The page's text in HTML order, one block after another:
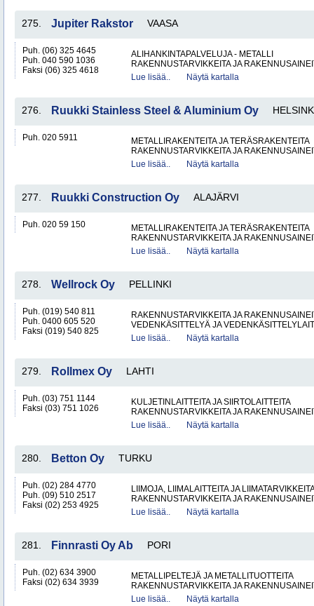
275. Jupiter Rakstor VAASA
Puh. (06) 325 4645
Puh. 040 590 1036
Faksi (06) 325 4618
ALIHANKINTAPALVELUJA - METALLI
RAKENNUSTARVIKKEITA JA
Lue lisää..
Näytä kartalla
276. Ruukki Stainless Steel & Aluminium Oy
Puh. 020 5911
METALLIRAKENTEITA JA TERÄSRAKENTEITA
RAKENNUSTARVIKKEITA JA
Lue lisää..
Näytä kartalla
277. Ruukki Construction Oy ALAJÄRVI
Puh. 020 59 150
METALLIRAKENTEITA JA TERÄSRAKENTEITA
RAKENNUSTARVIKKEITA JA
Lue lisää..
Näytä kartalla
278. Wellrock Oy PELLINKI
Puh. (019) 540 811
Puh. 0400 605 520
Faksi (019) 540 825
RAKENNUSTARVIKKEITA JA
VEDENKÄSITTELYÄ JA
Lue lisää..
Näytä kartalla
279. Rollmex Oy LAHTI
Puh. (03) 751 1144
Faksi (03) 751 1026
KULJETINLAITTEITA JA SIIRTOLAITTEITA
RAKENNUSTARVIKKEITA JA
Lue lisää..
Näytä kartalla
280. Betton Oy TURKU
Puh. (02) 284 4770
Puh. (09) 510 2517
Faksi (02) 253 4925
LIIMOJA, LIIMALAITTEITA JA
RAKENNUSTARVIKKEITA JA
Lue lisää..
Näytä kartalla
281. Finnrasti Oy Ab PORI
Puh. (02) 634 3900
Faksi (02) 634 3939
METALLIPELTEJÄ JA METALLITUOTTEITA
RAKENNUSTARVIKKEITA JA
Lue lisää..
Näytä kartalla